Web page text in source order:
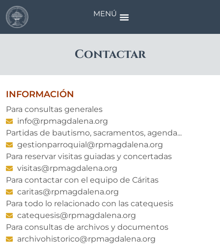
MENÚ
Contactar
INFORMACIÓN
Para consultas generales
info@rpmagdalena.org
Partidas de bautismo, sacramentos, agenda...
gestionparroquial@rpmagdalena.org
Para reservar visitas guiadas y concertadas
visitas@rpmagdalena.org
Para contactar con el equipo de Cáritas
caritas@rpmagdalena.org
Para todo lo relacionado con las catequesis
catequesis@rpmagdalena.org
Para consultas de archivos y documentos
archivohistorico@rpmagdalena.org